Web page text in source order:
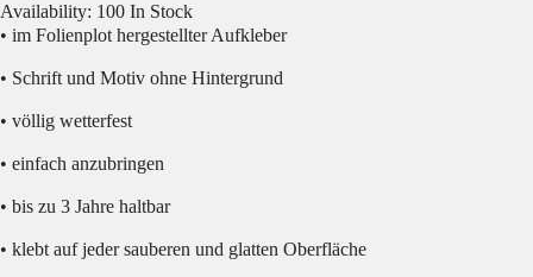
Availability: 100 In Stock
• im Folienplot hergestellter Aufkleber
• Schrift und Motiv ohne Hintergrund
• völlig wetterfest
• einfach anzubringen
• bis zu 3 Jahre haltbar
• klebt auf jeder sauberen und glatten Oberfläche